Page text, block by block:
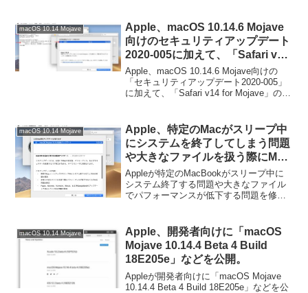
macOS 10.14 Mojave
Apple、macOS 10.14.6 Mojave
向けのセキュリティアップデート
2020-005に加えて、「Safari v14
for Mojave」の公開も中止。
Apple、macOS 10.14.6 Mojave向けの
「セキュリティアップデート2020-005」
に加えて、「Safari v14 for Mojave」の配
macOS 10.14 Mojave
Apple、特定のMacがスリープ中
にシステムを終了してしまう問題
や大きなファイルを扱う際にMac
のパフォーマンスが低下する問題
を修正した「macOS Mojave
10.14.6 追加アップデート Build
Appleが特定のMacBookがスリープ中に
システム終了する問題や大きなファイル
でパフォーマンスが低下する問題を修正
スしています...
macOS 10.14 Mojave
Apple、開発者向けに「macOS
Mojave 10.14.4 Beta 4 Build
18E205e」などを公開。
Appleが開発者向けに「macOS Mojave
10.14.4 Beta 4 Build 18E205e」などを公